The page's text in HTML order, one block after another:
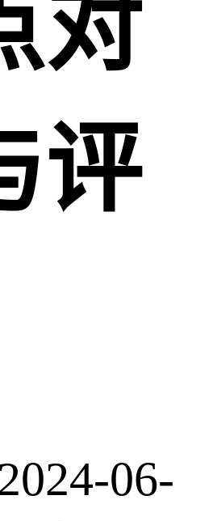
对
评
06-